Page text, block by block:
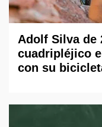
Adolf Silva de
cuadripléjico
con su